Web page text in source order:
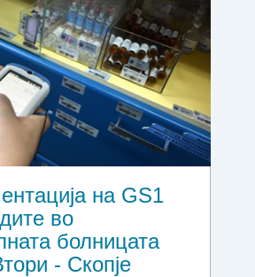
на GS1
во
болницата
- Скопје